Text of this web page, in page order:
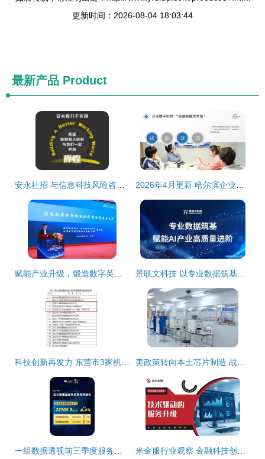
更新时间：2026-08-04 18:03:44
最新产品 Product